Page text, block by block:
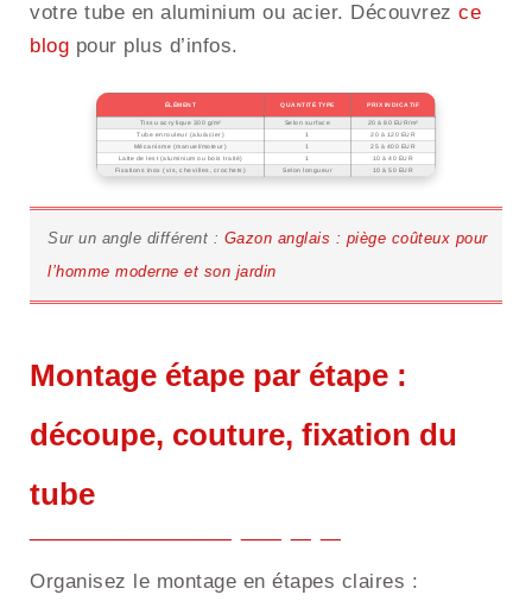
votre tube en aluminium ou acier. Découvrez ce
blog pour plus d’infos.
ÉLÉMENT QUANTITÉ TYPE PRIX INDICATIF
Tissu acrylique 300 g/m² Selon surface
20 à 80 EUR/m²
Tube enrouleur (alu/acier)
1
20 à 120 EUR
Mécanisme (manuel/moteur)
1
25 à 400 EUR
Latte de lest (aluminium ou bois traité)
1
10 à 40 EUR
Fixations inox (vis, chevilles, crochets)
Selon longueur 10 à 50 EUR
Sur un angle différent : Gazon anglais : piège coûteux pour
l’homme moderne et son jardin
Montage étape par étape :
découpe, couture, fixation du
tube
Organisez le montage en étapes claires :